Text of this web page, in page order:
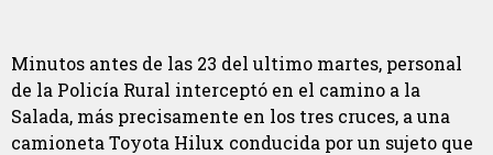
Minutos antes de las 23 del ultimo martes, personal
de la Policía Rural interceptó en el camino a la
Salada, más precisamente en los tres cruces, a una
camioneta Toyota Hilux conducida por un sujeto que